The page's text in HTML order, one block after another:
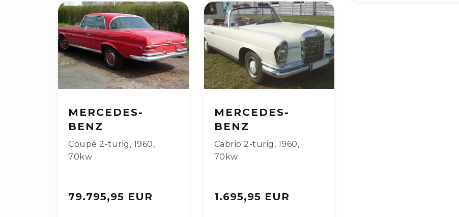
MERCEDES-
BENZ
Coupé 2-türig , 1960,
70kw
79.795,95 EUR
MERCEDES-
BENZ
Cabrio 2-türig , 1960,
70kw
1.695,95 EUR